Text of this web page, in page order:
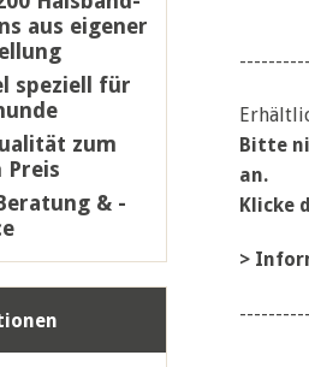
aus eigener
speziell für
zum
Preis
& -
Bitte
an.
Klicke
>